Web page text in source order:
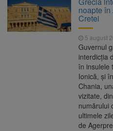
Nivelul Dunării a început să
8 august 2026
Asociația
Iluminat cere reducerea luminii
nopții, nu oprirea iluminatului
Trafic blocat
– Poiana Brașov după un
persoane primesc îngrijiri
Se schimbă
medic specialist. Subiecte
aceeași oră și același barem
noapte
Cretei
5 august
Guvernul
interdicţia
în insulele
Ionică, şi
Chania,
vizitate,
numărului
ultimele
de